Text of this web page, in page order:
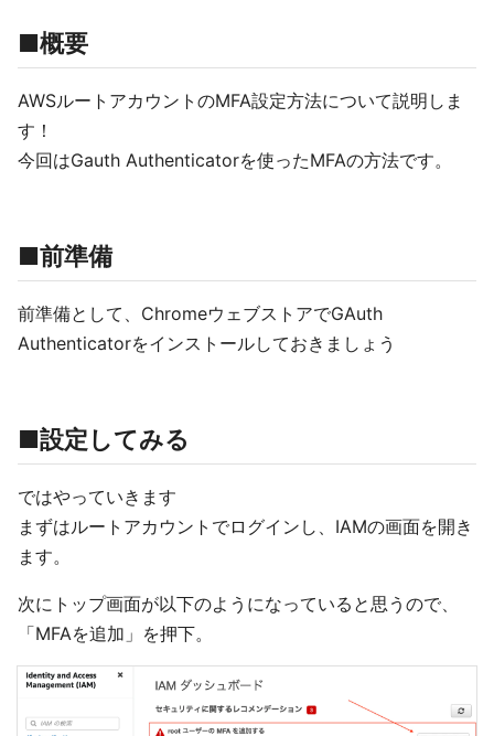
■概要
AWSルートアカウントのMFA設定方法について説明しま
す！
今回はGauth Authenticatorを使ったMFAの方法です。
■前準備
前準備として、ChromeウェブストアでGAuth
Authenticatorをインストールしておきましょう
■設定してみる
ではやっていきます
まずはルートアカウントでログインし、IAMの画面を開き
ます。
次にトップ画面が以下のようになっていると思うので、
「MFAを追加」を押下。